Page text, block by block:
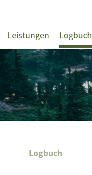
Leistungen Logbuch
Logbuch